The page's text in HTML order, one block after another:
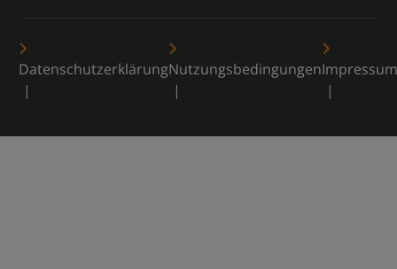
DatenschutzerklärungNutzungsbedingungenImpressum